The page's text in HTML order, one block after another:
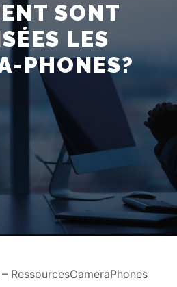
SONT
LES
PHONES?
RessourcesCameraPhones